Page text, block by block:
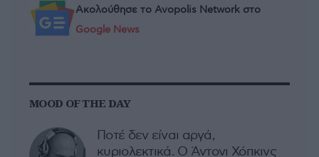
Ακολούθησε το Avopolis Network στο
Google News
MOOD OF THE DAY
Ποτέ δεν είναι αργά,
κυριολεκτικά. Ο Άντονι Χόπκινς